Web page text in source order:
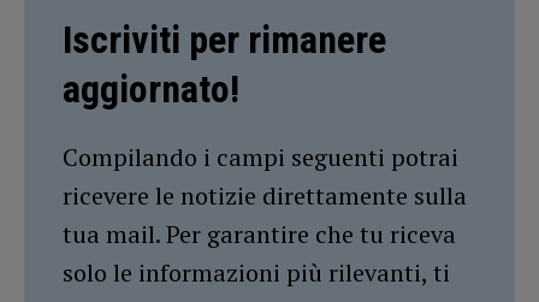
Iscriviti per rimanere
aggiornato!
Compilando i campi seguenti potrai
ricevere le notizie direttamente sulla
tua mail. Per garantire che tu riceva
solo le informazioni più rilevanti, ti